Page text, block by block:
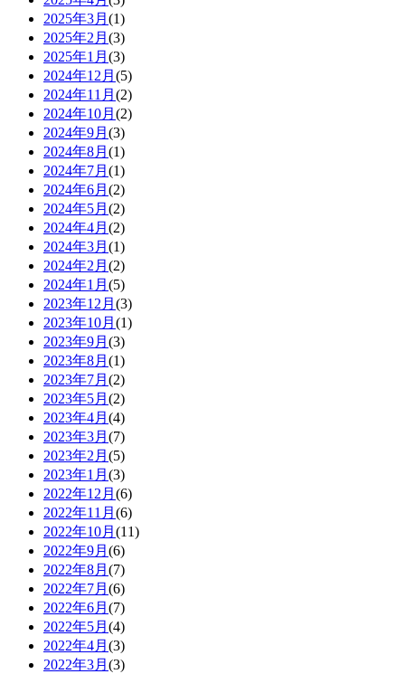
2025年3月 (1)
2025年2月 (3)
2025年1月 (3)
2024年12月 (5)
2024年11月 (2)
2024年10月 (2)
2024年9月 (3)
2024年8月 (1)
2024年7月 (1)
2024年6月 (2)
2024年5月 (2)
2024年4月 (2)
2024年3月 (1)
2024年2月 (2)
2024年1月 (5)
2023年12月 (3)
2023年10月 (1)
2023年9月 (3)
2023年8月 (1)
2023年7月 (2)
2023年5月 (2)
2023年4月 (4)
2023年3月 (7)
2023年2月 (5)
2023年1月 (3)
2022年12月 (6)
2022年11月 (6)
2022年10月 (11)
2022年9月 (6)
2022年8月 (7)
2022年7月 (6)
2022年6月 (7)
2022年5月 (4)
2022年4月 (3)
2022年3月 (3)